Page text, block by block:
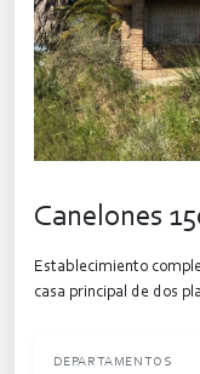
Canelones
Establecimiento
casa principal de dos
DEPARTAMENTOS